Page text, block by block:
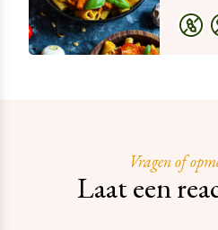
Vragen of
Laat een